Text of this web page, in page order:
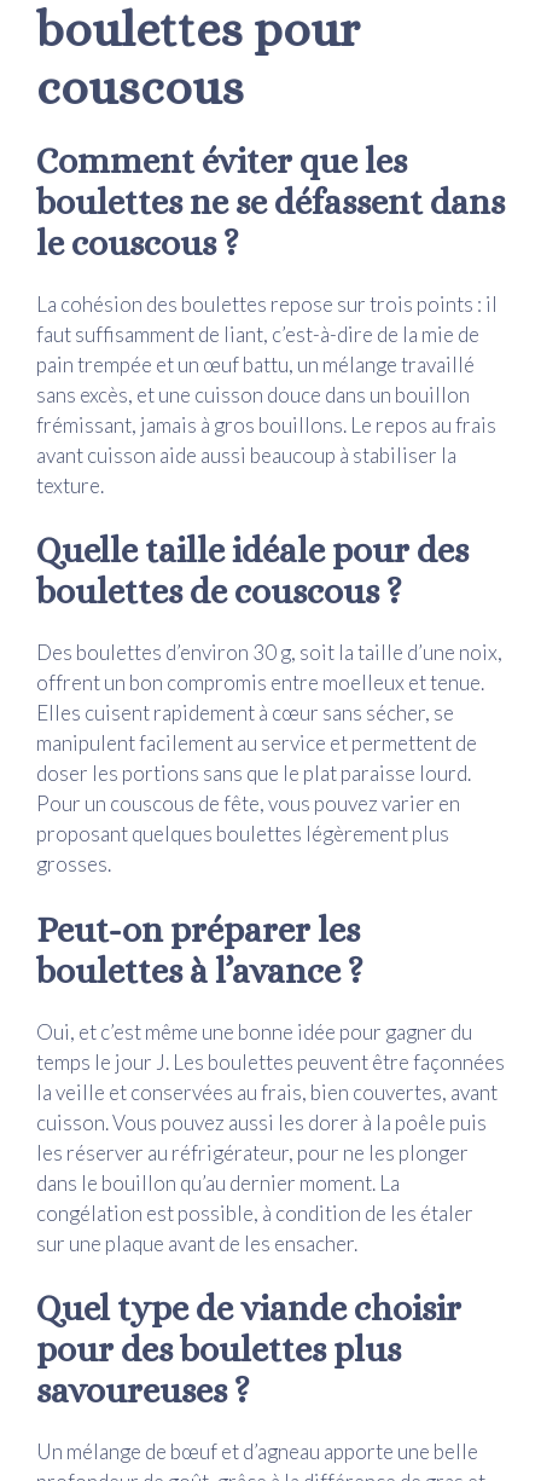
boulettes pour
couscous
Comment éviter que les
boulettes ne se défassent dans
le couscous ?
La cohésion des boulettes repose sur trois points : il
faut suffisamment de liant, c’est-à-dire de la mie de
pain trempée et un œuf battu, un mélange travaillé
sans excès, et une cuisson douce dans un bouillon
frémissant, jamais à gros bouillons. Le repos au frais
avant cuisson aide aussi beaucoup à stabiliser la
texture.
Quelle taille idéale pour des
boulettes de couscous ?
Des boulettes d’environ 30 g, soit la taille d’une noix,
offrent un bon compromis entre moelleux et tenue.
Elles cuisent rapidement à cœur sans sécher, se
manipulent facilement au service et permettent de
doser les portions sans que le plat paraisse lourd.
Pour un couscous de fête, vous pouvez varier en
proposant quelques boulettes légèrement plus
grosses.
Peut-on préparer les
boulettes à l’avance ?
Oui, et c’est même une bonne idée pour gagner du
temps le jour J. Les boulettes peuvent être façonnées
la veille et conservées au frais, bien couvertes, avant
cuisson. Vous pouvez aussi les dorer à la poêle puis
les réserver au réfrigérateur, pour ne les plonger
dans le bouillon qu’au dernier moment. La
congélation est possible, à condition de les étaler
sur une plaque avant de les ensacher.
Quel type de viande choisir
pour des boulettes plus
savoureuses ?
Un mélange de bœuf et d’agneau apporte une belle